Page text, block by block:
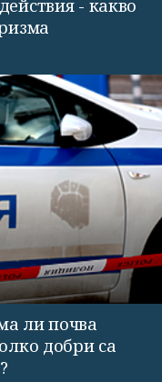
- какво
ли почва
добри са